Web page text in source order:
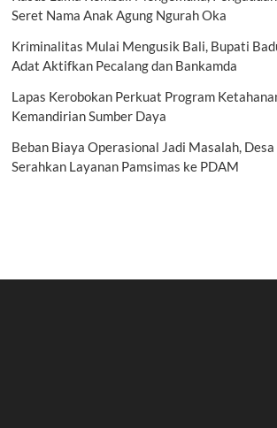
Seret Nama Anak Agung Ngurah Oka
Kriminalitas Mulai Mengusik Bali, Bupati
Adat Aktifkan Pecalang dan Bankamda
Lapas Kerobokan Perkuat Program
Kemandirian Sumber Daya
Beban Biaya Operasional Jadi Masalah,
Serahkan Layanan Pamsimas ke PDAM